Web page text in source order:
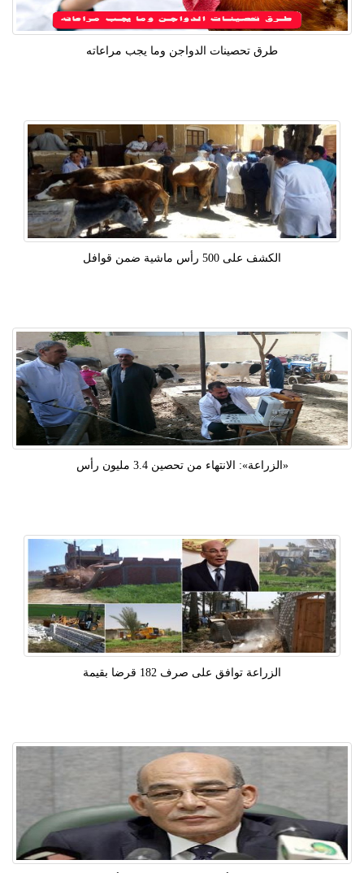
طرق تحصينات الدواجن وما يجب مراعاته
الكشف على 500 رأس ماشية ضمن قوافل
«الزراعة»: الانتهاء من تحصين 3.4 مليون رأس
الزراعة توافق على صرف 182 قرضا بقيمة